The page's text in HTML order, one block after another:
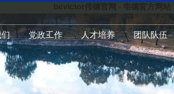
党政工作 人才培养 团队队伍